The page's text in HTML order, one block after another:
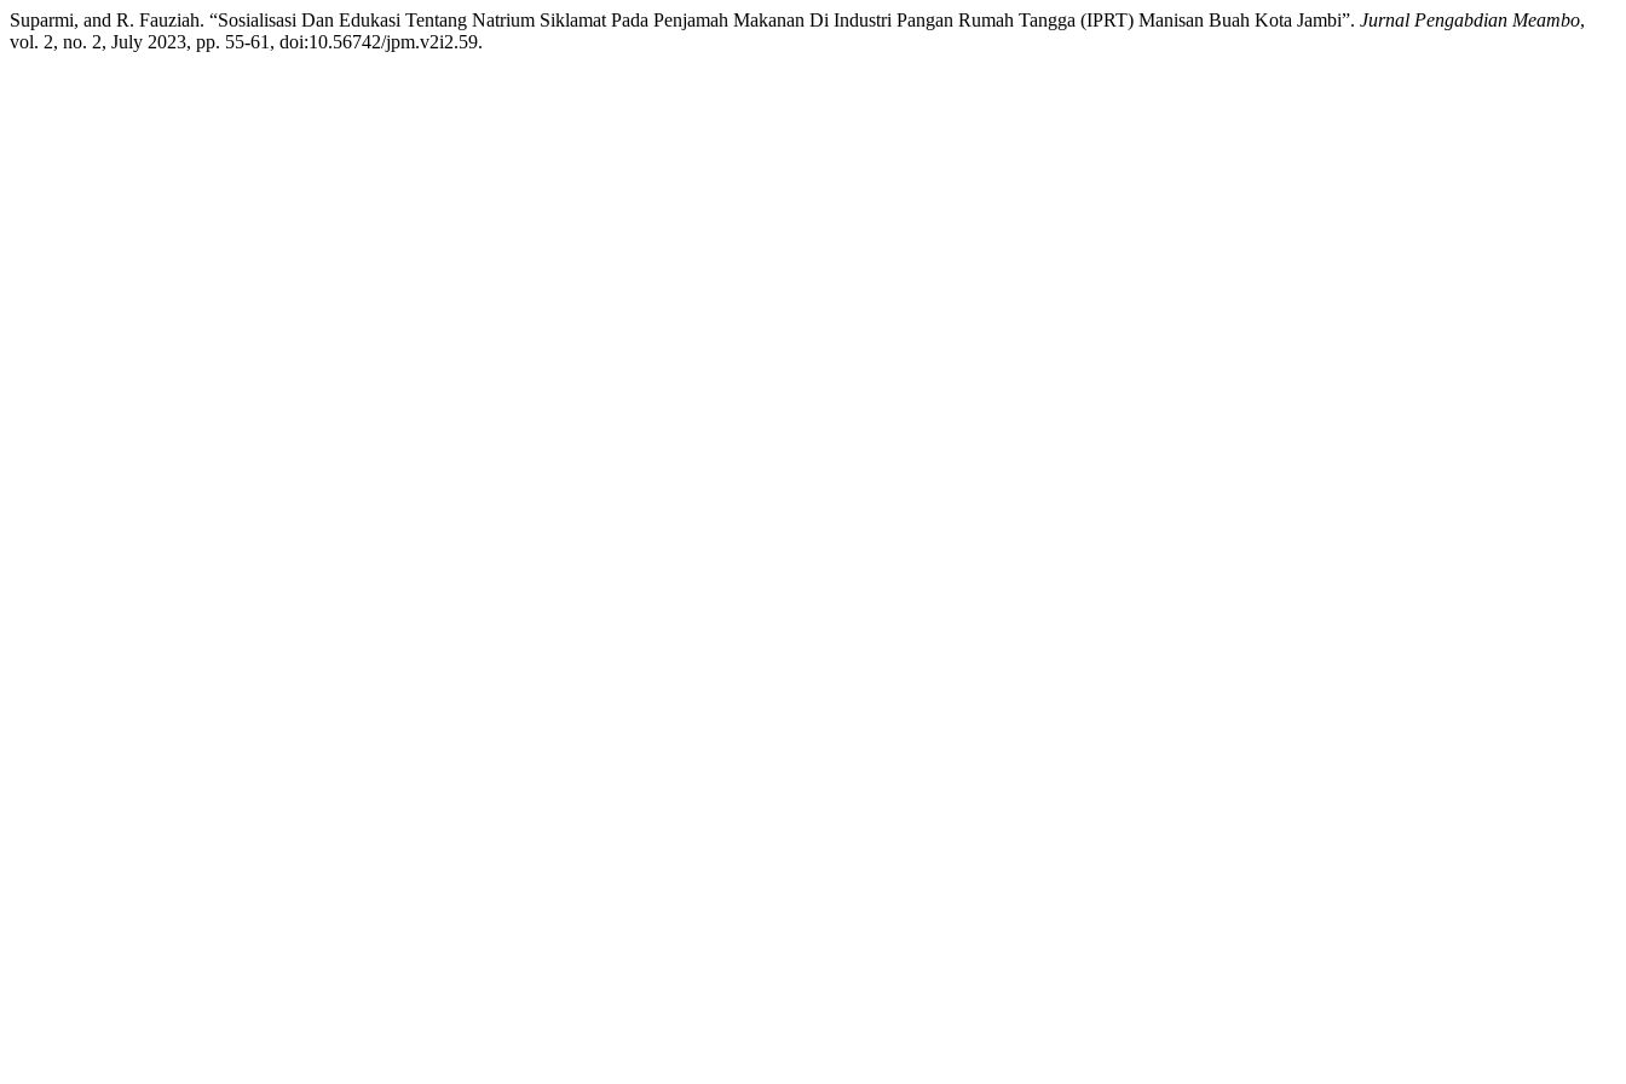
Suparmi, and R. Fauziah. “Sosialisasi Dan Edukasi Tentang Natrium Siklamat Pada Penjamah Makanan Di Industri Pangan Rumah Tangga (IPRT) Manisan Buah Kota Jambi”. Jurnal Pengabdian Meambo,
vol. 2, no. 2, July 2023, pp. 55-61, doi:10.56742/jpm.v2i2.59.